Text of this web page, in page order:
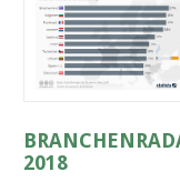
2018